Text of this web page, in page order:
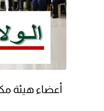
أعضاء هيئة